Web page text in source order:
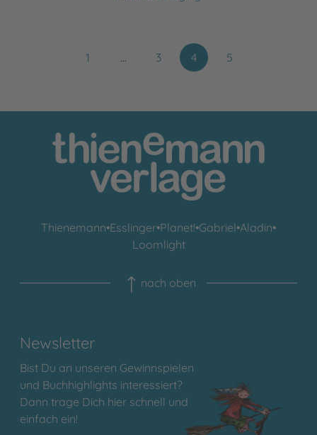
1 … 3 4 5
Thienemann•Esslinger•Planet!•Gabriel•Aladin•
Loomlight
nach oben
Newsletter
Bist Du an unseren Gewinnspielen
und Buchhighlights interessiert?
Dann trage Dich hier schnell und
einfach ein!